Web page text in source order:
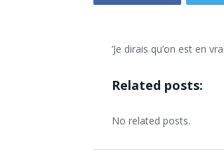
‘Je dirais qu’on est en
Related posts:
No related posts.